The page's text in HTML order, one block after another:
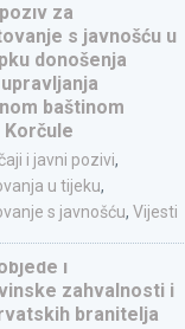
za
s javnošću u
donošenja
baštinom
Korčule
i javni pozivi,
u tijeku,
s javnošću, Vijesti
i
zahvalnosti i
branitelja